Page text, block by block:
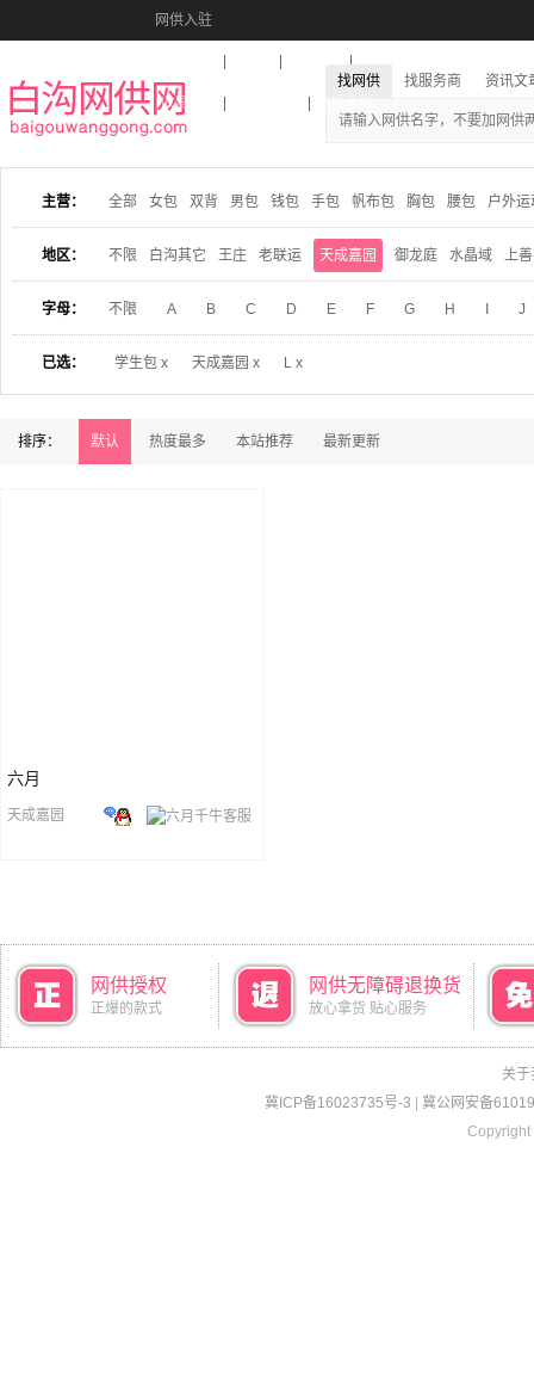
网供入驻
收藏本站
找网供 找服务商 资讯文
主营： 全部 女包 双背 男包 钱包 手包 帆布包 胸包 腰包 户外运
地区： 不限 白沟其它 王庄 老联运 天成嘉园 御龙庭 水晶域 上
字母： 不限 A B C D E F G H J
已选： 学生包 x 天成嘉园 x L x
排序： 默认 热度最多 本站推荐 最新更新
六月
天成嘉园
网供授权
正爆的款式
网供无障碍退换货
放心拿货 贴心服务
关于
冀ICP备16023735号-3
冀公网安备